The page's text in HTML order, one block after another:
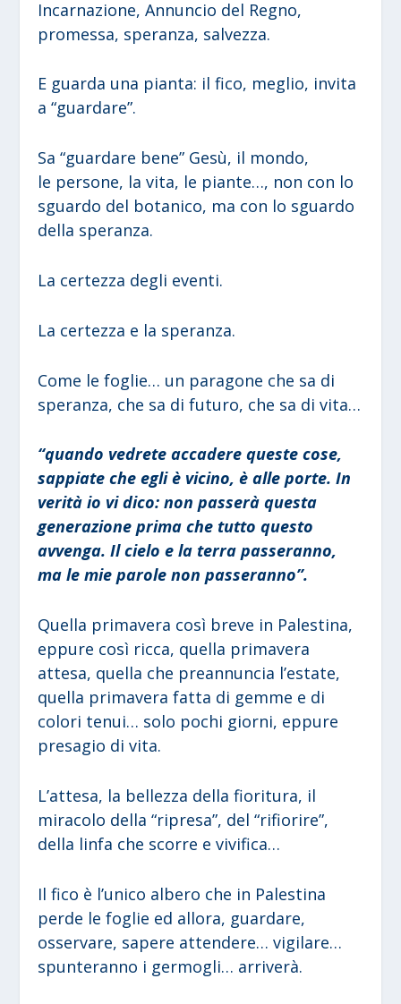
Incarnazione, Annuncio del Regno,
promessa, speranza, salvezza.
E guarda una pianta: il fico, meglio, invita
a “guardare”.
Sa “guardare bene” Gesù, il mondo,
le persone, la vita, le piante…, non con lo
sguardo del botanico, ma con lo sguardo
della speranza.
La certezza degli eventi.
La certezza e la speranza.
Come le foglie… un paragone che sa di
speranza, che sa di futuro, che sa di vita…
“quando vedrete accadere queste cose,
sappiate che egli è vicino, è alle porte. In
verità io vi dico: non passerà questa
generazione prima che tutto questo
avvenga. Il cielo e la terra passeranno,
ma le mie parole non passeranno”.
Quella primavera così breve in Palestina,
eppure così ricca, quella primavera
attesa, quella che preannuncia l’estate,
quella primavera fatta di gemme e di
colori tenui… solo pochi giorni, eppure
presagio di vita.
L’attesa, la bellezza della fioritura, il
miracolo della “ripresa”, del “rifiorire”,
della linfa che scorre e vivifica…
Il fico è l’unico albero che in Palestina
perde le foglie ed allora, guardare,
osservare, sapere attendere… vigilare…
spunteranno i germogli… arriverà.